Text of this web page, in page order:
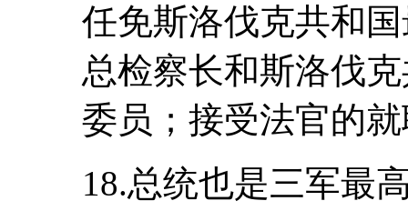
任免斯洛伐克共和
总检察长和斯洛伐
委员；接受法官的
18.总统也是三军最